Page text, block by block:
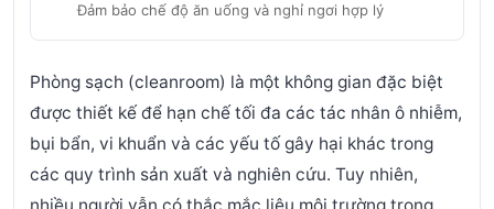
Đảm bảo chế độ ăn uống và nghỉ ngơi hợp lý
Phòng sạch (cleanroom) là một không gian đặc biệt
được thiết kế để hạn chế tối đa các tác nhân ô nhiễm,
bụi bẩn, vi khuẩn và các yếu tố gây hại khác trong
các quy trình sản xuất và nghiên cứu. Tuy nhiên,